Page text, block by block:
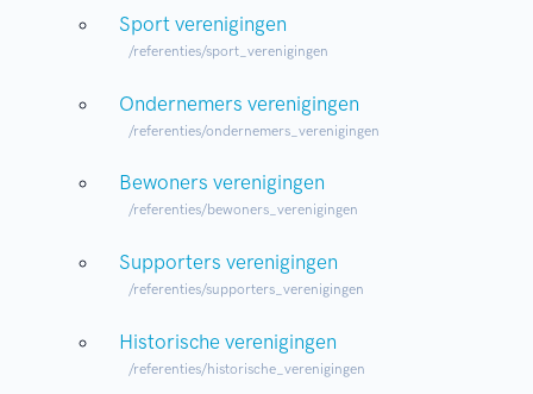
Sport verenigingen
/referenties/sport_verenigingen
Ondernemers verenigingen
/referenties/ondernemers_verenigingen
Bewoners verenigingen
/referenties/bewoners_verenigingen
Supporters verenigingen
/referenties/supporters_verenigingen
Historische verenigingen
/referenties/historische_verenigingen